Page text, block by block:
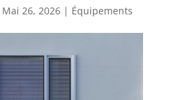
Mai 26, 2026| Équipements